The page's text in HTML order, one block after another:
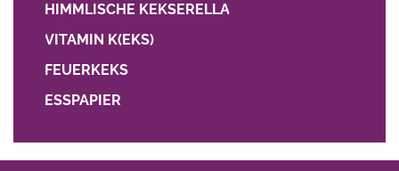
HIMMLISCHE KEKSERELLA
VITAMIN K(EKS)
FEUERKEKS
ESSPAPIER